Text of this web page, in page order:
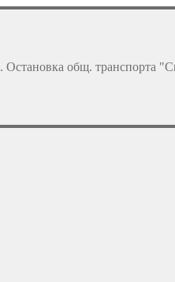
. Остановка общ. транспорта